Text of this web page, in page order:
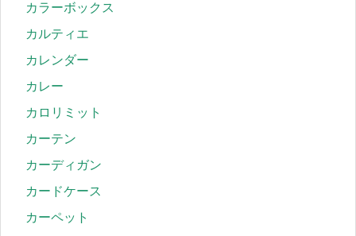
カラーボックス
カルティエ
カレンダー
カレー
カロリミット
カーテン
カーディガン
カードケース
カーペット